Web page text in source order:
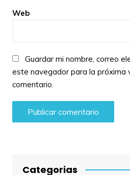
Web
Guardar mi nombre, correo
este navegador para la próxima
comentario.
Categorias